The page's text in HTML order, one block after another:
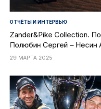
ОТЧЁТЫ И ИНТЕРВЬЮ
Zander&Pike Collection.
Полюбин Сергей – Несин
29 МАРТА 2025